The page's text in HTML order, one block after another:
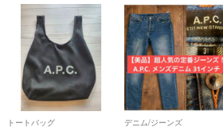
トートバッグ デニム/ジーンズ